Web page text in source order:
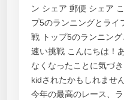
ン シェア 郵便 シェア
プ5のランニングとライ
戦 トップ5のランニン
速い挑戦 こんにちは！
なくなったことに気づ
kidされたかもしれませ
今年の最高のレース、